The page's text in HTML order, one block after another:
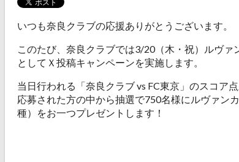
いつも奈良クラブの応援ありがとうございます。
このたび、奈良クラブでは3/20（木・祝）ルヴァ
としてＸ投稿キャンペーンを実施します。
当日行われる「奈良クラブ vs FC東京」のスコア
応募された方の中から抽選で750名様にルヴァン
種）をお一つプレゼントします！